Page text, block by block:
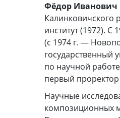
Фёдор Иванович
Калинковичского
институт (1972). С
(с 1974 г. —
государственный
по научной
первый проректор
Научные
композиционных